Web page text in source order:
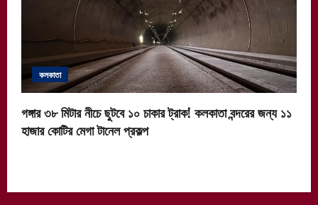
কলকাতা
গঙ্গার ৩৮ মিটার নীচে ছুটবে ১০ চাকার ট্রাক! কলকাতা বন্দরের জন্য ১১
হাজার কোটির মেগা টানেল প্রকল্প